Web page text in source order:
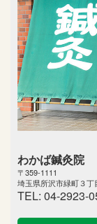
わかば鍼灸院
〒359-1111
埼玉県所沢市緑町３
TEL: 04-2923-